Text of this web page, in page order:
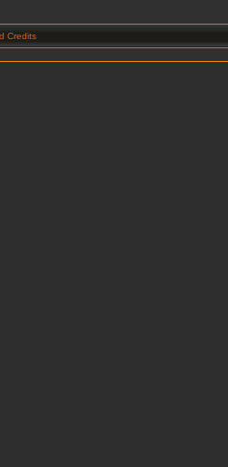
Credits